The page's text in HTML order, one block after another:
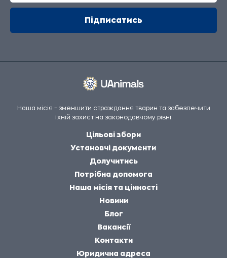
Наша місія – зменшити страждання тварин та забезпечити
їхній захист на законодавчому рівні.
Цільові збори
Установчі документи
Долучитись
Потрібна допомога
Наша місія та цінності
Новини
Блог
Вакансії
Контакти
Юридична адреса